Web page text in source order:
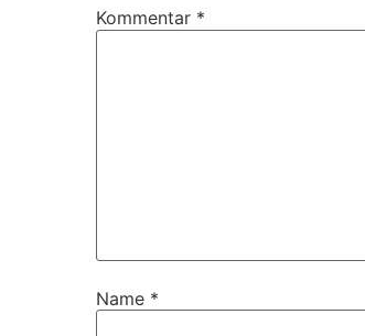
Kommentar *
Name *